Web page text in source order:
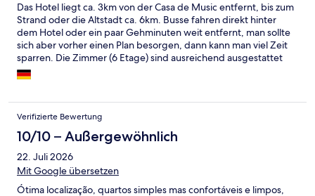
Das Hotel liegt ca. 3km von der Casa de Music entfernt, bis zum
Strand oder die Altstadt ca. 6km. Busse fahren direkt hinter
dem Hotel oder ein paar Gehminuten weit entfernt, man sollte
sich aber vorher einen Plan besorgen, dann kann man viel Zeit
sparren. Die Zimmer (6 Etage) sind ausreichend ausgestattet
mit allem was man braucht. Meins hatte zwar als Zubehör nur
einen Safe ohne Schloss, aber mein Kumpel in der 8 Etage hatte
Groß, Fernseher hatte 69 Sender, meist
Amerikansche/Englische der Rest Portugiesische. Betten waren
schön Fest. Klimaanlage habe es auch. Zimmer wurden täglich
gereinigt und man bekam ob man wollte oder nicht immer neue
Handtücher, auch wenn man dafür eigentlich eine Karte
hinlegen sollte. Trinkgeld kann man Tagelang liegen lassen, das
Verifizierte Bewertung
10/10 – Außergewöhnlich
22. Juli 2026
Mit Google übersetzen
Ótima localização, quartos simples mas confortáveis e limpos,